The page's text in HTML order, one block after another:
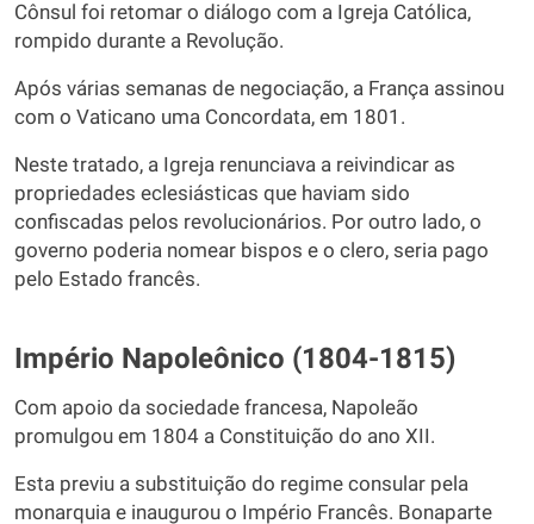
Cônsul foi retomar o diálogo com a Igreja Católica,
rompido durante a Revolução.
Após várias semanas de negociação, a França assinou
com o Vaticano uma Concordata, em 1801.
Neste tratado, a Igreja renunciava a reivindicar as
propriedades eclesiásticas que haviam sido
confiscadas pelos revolucionários. Por outro lado, o
governo poderia nomear bispos e o clero, seria pago
pelo Estado francês.
Império Napoleônico (1804-1815)
Com apoio da sociedade francesa, Napoleão
promulgou em 1804 a Constituição do ano XII.
Esta previu a substituição do regime consular pela
monarquia e inaugurou o Império Francês. Bonaparte